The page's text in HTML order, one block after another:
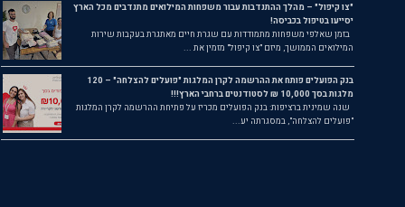
"צו קיפול" – מהלך ההתנדבות עבור משפחות המילואים מתנדבים מכל הארץ
יסייעו בטיפול בכביסה!
בזמן שאלפי משפחות מתמודדות עם שגרת חיים מאתגרת בעקבות שירות
המילואים הממושך, מיזם "צו קיפול" מזמין את ...
בנק הפועלים פותח את ההרשמה לקרן המלגות "פועלים להצלחה" – 120
מלגות בסך 10,000 ₪ לסטודנטים ברחבי הארץ!!!
שנה שמינית ברציפות: בנק הפועלים מכריז על פתיחת ההרשמה לקרן המלגות
"פועלים להצלחה", במסגרתה יע...